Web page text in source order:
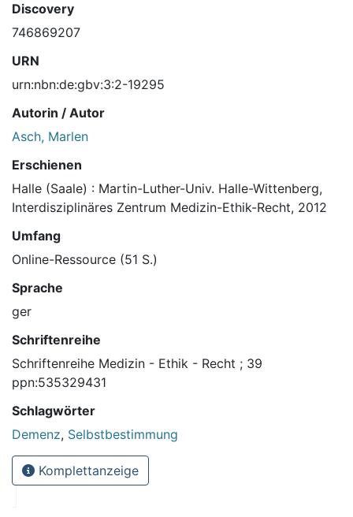
Discovery
746869207
URN
urn:nbn:de:gbv:3:2-19295
Autorin / Autor
Asch, Marlen
Erschienen
Halle (Saale) : Martin-Luther-Univ. Halle-Wittenberg,
Interdisziplinäres Zentrum Medizin-Ethik-Recht, 2012
Umfang
Online-Ressource (51 S.)
Sprache
ger
Schriftenreihe
Schriftenreihe Medizin - Ethik - Recht ; 39
ppn:535329431
Schlagwörter
Demenz, Selbstbestimmung
Komplettanzeige